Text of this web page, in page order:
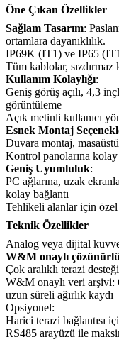
Öne Çıkan Özellikler
Sağlam Tasarım:
ortamlara dayanıklılık.
IP69K (IT1) ve IP65
Tüm kablolar, sızdırmaz
Kullanım Kolaylığı:
Geniş görüş açılı, 4,3
görüntüleme
Açık metinli kullanıcı
Esnek Montaj
Duvara montaj,
Kontrol panolarına
Geniş Uyumluluk:
PC ağlarına, uzak
kolay bağlantı
Tehlikeli alanlar için özel
Teknik Özellikler
Analog veya dijital
W&M onaylı
Çok aralıklı terazi
W&M onaylı veri arşivi:
uzun süreli ağırlık kaydı
Opsiyonel:
Harici terazi bağlantısı
RS485 arayüzü ile